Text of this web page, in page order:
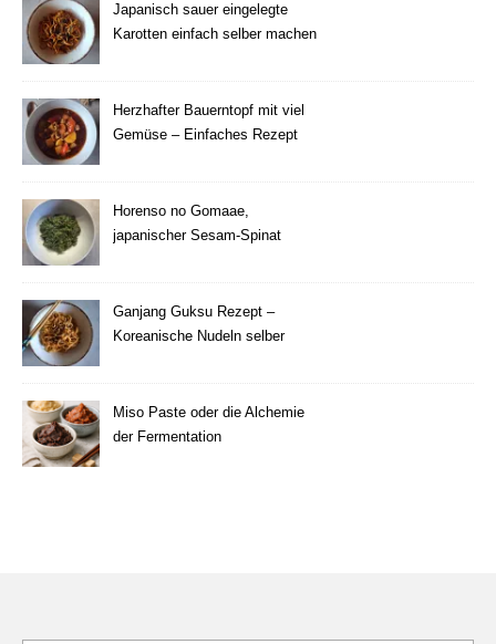
Japanisch sauer eingelegte
Karotten einfach selber machen
Herzhafter Bauerntopf mit viel
Gemüse – Einfaches Rezept
Horenso no Gomaae,
japanischer Sesam-Spinat
Ganjang Guksu Rezept –
Koreanische Nudeln selber
Miso Paste oder die Alchemie
der Fermentation